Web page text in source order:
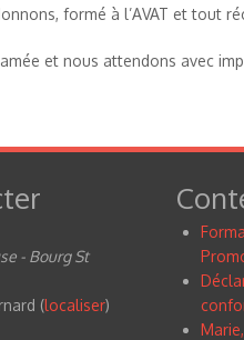
formé à l’AVAT et tout
et nous attendons avec
- Bourg St
(localiser)